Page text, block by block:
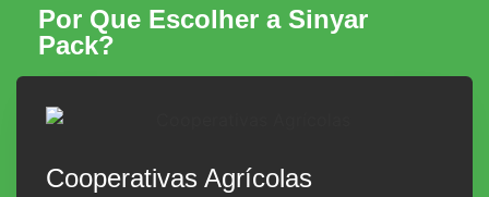
Por Que Escolher a Sinyar
Pack?
Cooperativas Agrícolas